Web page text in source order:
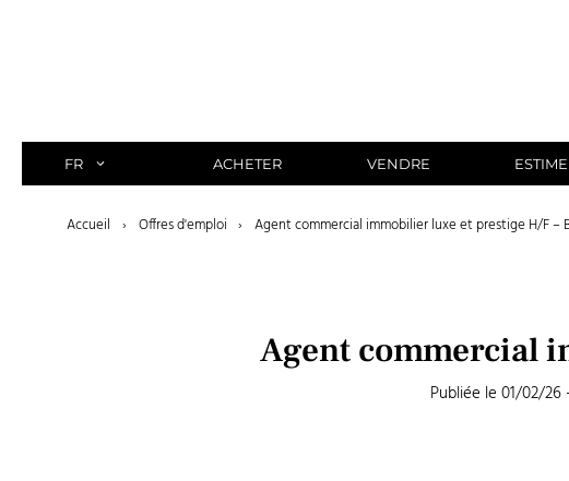
FR ACHETER VENDRE
Accueil › Offres d'emploi › Agent commercial immobilier luxe et prestige H/F –
Agent commercial
Publiée le 01/02/26